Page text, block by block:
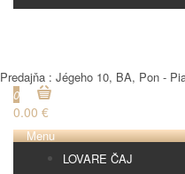
Predajňa : Jégeho 10, BA, Pon -
0
0.00 €
Menu
LOVARE ČAJ